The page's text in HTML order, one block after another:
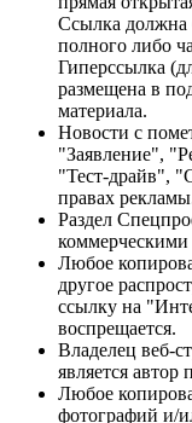
Ссылка должна
полного либо
Гиперссылка
размещена в
материала.
Новости с
"Заявление",
"Тест-драйв",
правах
Раздел
коммерческими
Любое
другое
ссылку на
воспрещается.
Владелец веб-
является автор
Любое
фотографий и/